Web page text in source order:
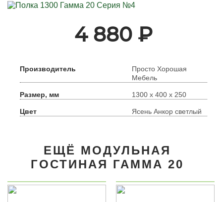
4 880 ₽
Производитель
Просто Хорошая
Мебель
Размер, мм 1300 х 400 х 250
Цвет Ясень Анкор светлый
ЕЩЁ МОДУЛЬНАЯ
ГОСТИНАЯ ГАММА 20